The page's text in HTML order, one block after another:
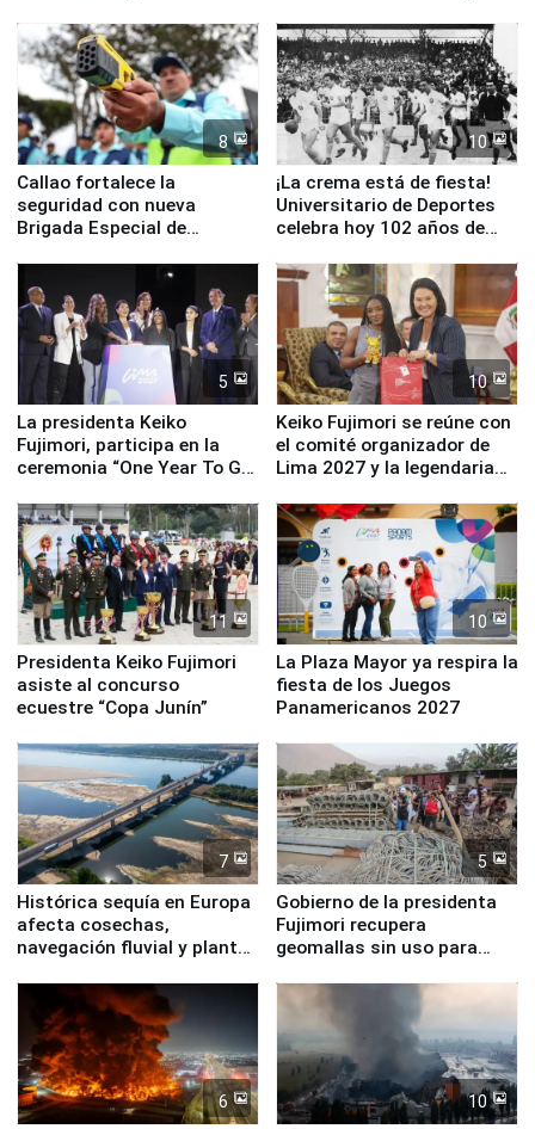
8
Callao fortalece la
seguridad con nueva
Brigada Especial de
equipamiento para
Serenazgo
10
¡La crema está de fiesta!
Universitario de Deportes
celebra hoy 102 años de
5
La presidenta Keiko
Fujimori, participa en la
ceremonia “One Year To Go
10
Keiko Fujimori se reúne con
el comité organizador de
Lima 2027 y la legendaria
11
Presidenta Keiko Fujimori
asiste al concurso
ecuestre “Copa Junín”
10
La Plaza Mayor ya respira la
fiesta de los Juegos
Panamericanos 2027
7
Histórica sequía en Europa
afecta cosechas,
navegación fluvial y plantas
5
Gobierno de la presidenta
Fujimori recupera
geomallas sin uso para
Fenómeno El Niño
6 10